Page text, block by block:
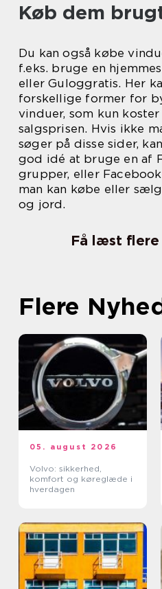
Køb dem
Du kan også købe
f.eks. bruge en
eller Guloggratis. Her
forskellige former for
vinduer, som kun
salgsprisen. Hvis ikke
søger på disse sider,
god idé at bruge en af
grupper, eller
man kan købe eller
og jord.
Få læst
Flere
05. august 2026
Volvo: sikkerhed,
komfort og køreglæde i
hverdagen